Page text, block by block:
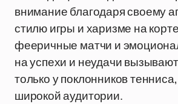
внимание благодаря своему
стилю игры и харизме на
фееричные матчи и
на успехи и неудачи
только у поклонников
широкой аудитории.